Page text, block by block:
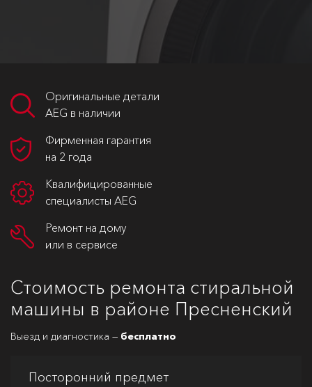
Оригинальные детали
AEG в наличии
Фирменная гарантия
на 2 года
Квалифицированные
специалисты AEG
Ремонт на дому
или в сервисе
Стоимость ремонта стиральной
машины в районе Пресненский
Выезд и диагностика — бесплатно
Посторонний предмет